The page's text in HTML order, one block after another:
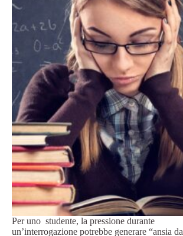
Per uno studente, la pressione durante
un’interrogazione potrebbe generare “ansia da